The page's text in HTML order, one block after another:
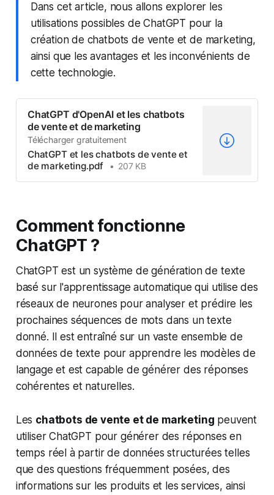
Dans cet article, nous allons explorer les
utilisations possibles de ChatGPT pour la
création de chatbots de vente et de marketing,
ainsi que les avantages et les inconvénients de
cette technologie.
ChatGPT d'OpenAI et les chatbots
de vente et de marketing
Télécharger gratuitement
ChatGPT et les chatbots de vente et
de marketing.pdf
207 KB
Comment fonctionne
ChatGPT ?
ChatGPT est un système de génération de texte
basé sur l'apprentissage automatique qui utilise des
réseaux de neurones pour analyser et prédire les
prochaines séquences de mots dans un texte
donné. Il est entraîné sur un vaste ensemble de
données de texte pour apprendre les modèles de
langage et est capable de générer des réponses
cohérentes et naturelles.
Les chatbots de vente et de marketing peuvent
utiliser ChatGPT pour générer des réponses en
temps réel à partir de données structurées telles
que des questions fréquemment posées, des
informations sur les produits et les services, ainsi